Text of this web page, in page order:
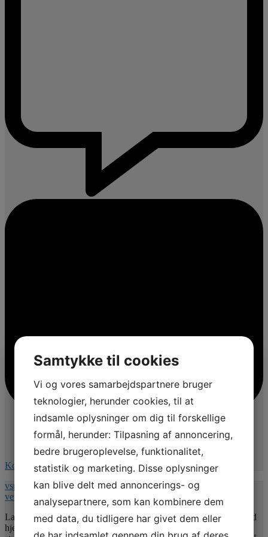
Kommentér på Facebook
vspnet.dk/erfa-moede-for-oplaeringsansvarlige-paa-
veterinaersygeplejerske-uddannelsen/
Lad mig uddybe indholdet 💚. Jeg vil give jer nogle værktøjer med
hjem så undertitlen er : Hvordan uddannelsesansvarlige kan bruge
Samtykke til cookies
Vi og vores samarbejdspartnere bruger
teknologier, herunder cookies, til at
indsamle oplysninger om dig til forskellige
formål, herunder: Tilpasning af annoncering,
bedre brugeroplevelse, funktionalitet,
statistik og marketing. Disse oplysninger
kan blive delt med annoncerings- og
analysepartnere, som kan kombinere dem
med data, du tidligere har givet dem eller